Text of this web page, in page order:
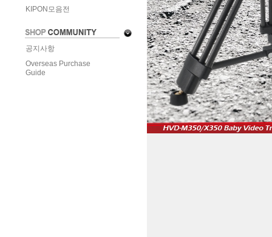
KIPON모음전
공지사항
Overseas Purchase
Guide